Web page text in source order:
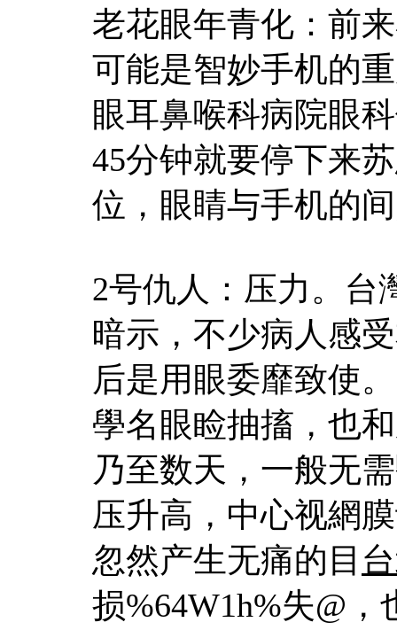
老花眼年青化：前
可能是智妙手机的
眼耳鼻喉科病院眼
45分钟就要停下来
位，眼睛与手机的
2号仇人：压力。台
暗示，不少病人感
后是用眼委靡致使
學名眼睑抽搐，也
乃至数天，一般无
压升高，中心视網
忽然产生无痛的目
损%64W1h%失@